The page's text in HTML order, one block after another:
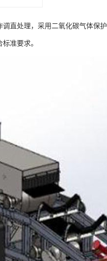
直处理，采用二氧化碳气体保
准要求。